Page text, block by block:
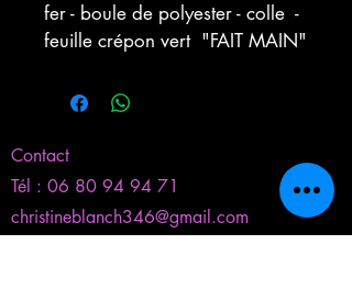
fer - boule de polyester - colle  -
feuille crépon vert  "FAIT MAIN"
Contact
Tél : 06 80 94 94 71
christineblanch346@gmail.com